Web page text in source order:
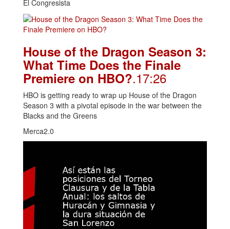
El Congresista
House of the Dragon Season 3:
What Time Does the Finale
Premiere on HBO?.17:26
HBO is getting ready to wrap up House of the Dragon
Season 3 with a pivotal episode in the war between the
Blacks and the Greens
Merca2.0